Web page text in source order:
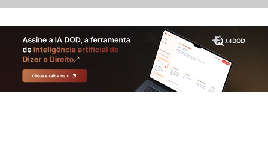
JURISPRUDÊNCIA COMENTADA
INFORMATIVOS COMENTADOS